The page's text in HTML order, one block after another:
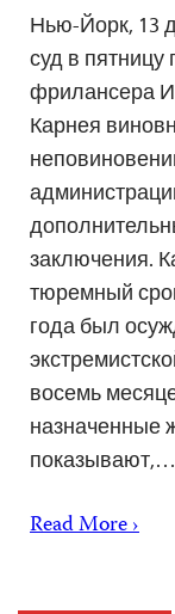
Нью-Йорк, 13
суд в пятницу
фрилансера
Карнея
заключения.
тюремный
года был
восемь
назначенные
показывают,…
Read More ›